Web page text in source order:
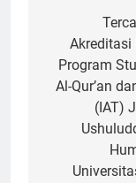
Akreditasi
Program
Al-Qur’an
(IAT)